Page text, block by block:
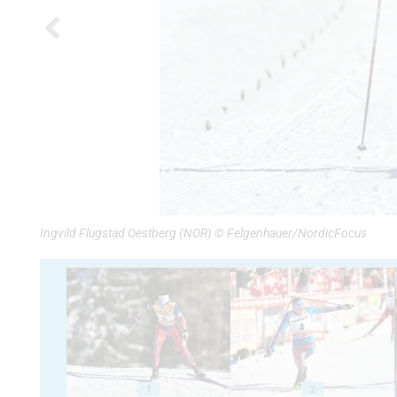
Ingvild Flugstad Oestberg (NOR) © Felgenhauer/NordicFocus
1 2